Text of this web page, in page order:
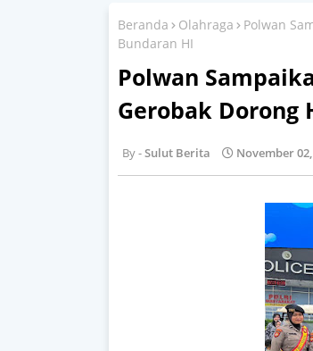
Beranda Olahraga
Polwan
Bundaran HI
Polwan
Gerobak Dorong
Sulut Berita November